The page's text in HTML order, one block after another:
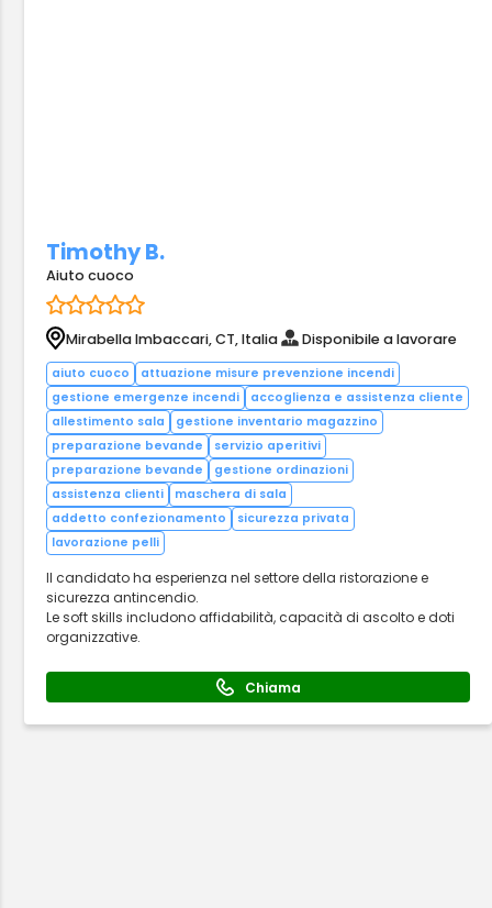
Timothy B.
Aiuto cuoco
Mirabella Imbaccari, CT, Italia Disponibile a lavorare
aiuto cuoco
attuazione misure prevenzione incendi
gestione emergenze incendi
accoglienza e assistenza cliente
allestimento sala
gestione inventario magazzino
preparazione bevande
servizio aperitivi
preparazione bevande
gestione ordinazioni
assistenza clienti
maschera di sala
addetto confezionamento
sicurezza privata
lavorazione pelli
Il candidato ha esperienza nel settore della ristorazione e
sicurezza antincendio.
Le soft skills includono affidabilità, capacità di ascolto e doti
organizzative.
Chiama